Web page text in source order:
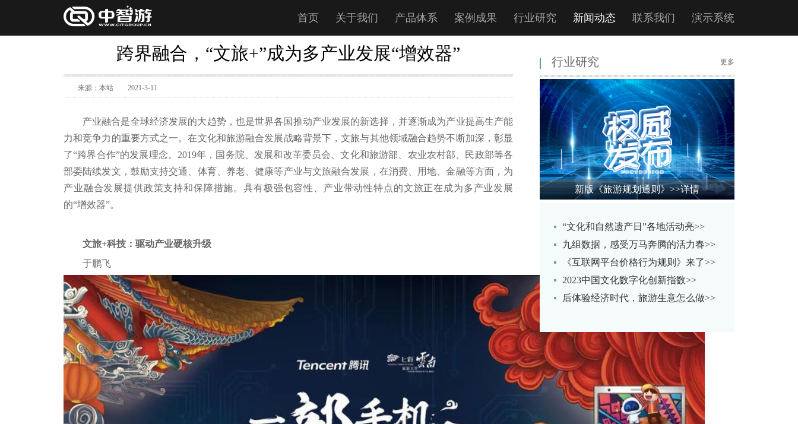
首页 关于我们 产品体系 案例成果 行业研究 新闻动态 联系我们 演示系统
跨界融合，“文旅+”成为多产业发展“增效器”
来源：本站 2021-3-11
产业融合是全球经济发展的大趋势，也是世界各国推动产业发展的新选择，并逐渐成为产业提高生产能
力和竞争力的重要方式之一。在文化和旅游融合发展战略背景下，文旅与其他领域融合趋势不断加深，彰显
了“跨界合作”的发展理念。2019年，国务院、发展和改革委员会、文化和旅游部、农业农村部、民政部等各
部委陆续发文，鼓励支持交通、体育、养老、健康等产业与文旅融合发展，在消费、用地、金融等方面，为
产业融合发展提供政策支持和保障措施。具有极强包容性、产业带动性特点的文旅正在成为多产业发展
的“增效器”。
文旅+科技：驱动产业硬核升级
于鹏飞
行业研究 更多
新版《旅游规划通则》>>详情
“文化和自然遗产日”各地活动亮>>
九组数据，感受万马奔腾的活力春>>
《互联网平台价格行为规则》来了>>
2023中国文化数字化创新指数>>
后体验经济时代，旅游生意怎么做>>